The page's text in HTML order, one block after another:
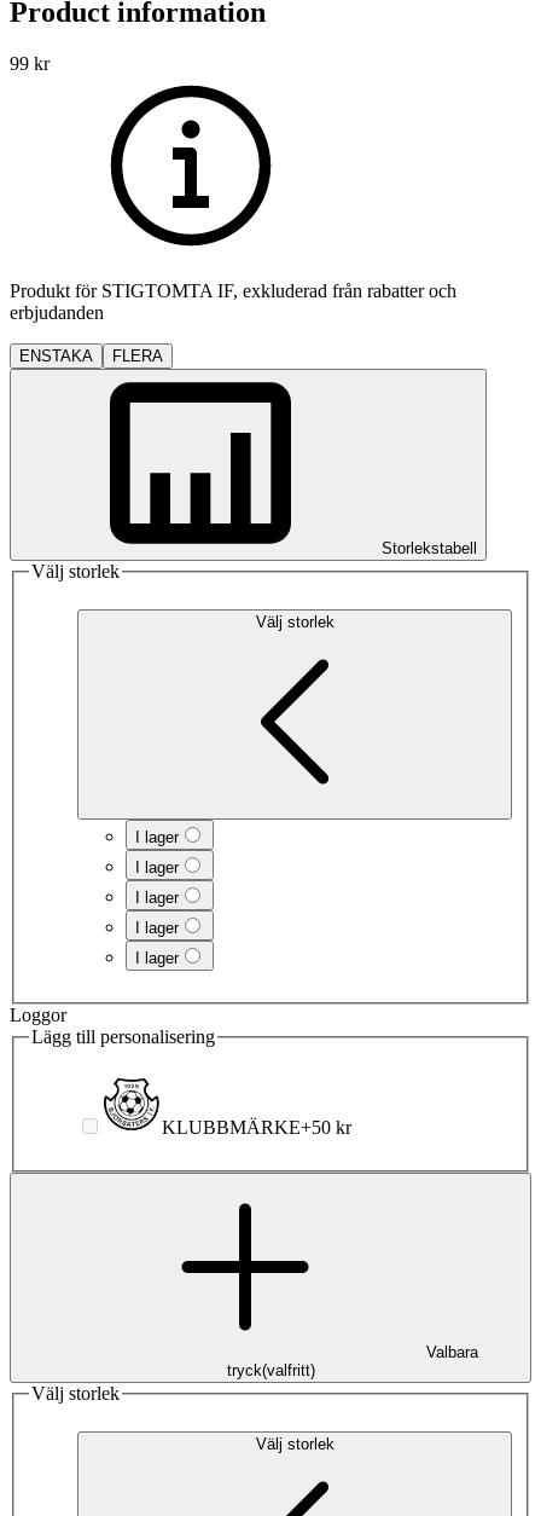
Product information
99 kr
Produkt för STIGTOMTA IF, exkluderad från rabatter och
erbjudanden
ENSTAKA FLERA
Storlekstabell
Välj storlek
Välj storlek
I lager
I lager
I lager
I lager
I lager
Loggor
Lägg till personalisering
KLUBBMÄRKE+50 kr
Valbara
tryck(valfritt)
Välj storlek
Välj storlek